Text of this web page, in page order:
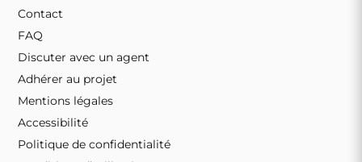
Contact
FAQ
Discuter avec un agent
Adhérer au projet
Mentions légales
Accessibilité
Politique de confidentialité